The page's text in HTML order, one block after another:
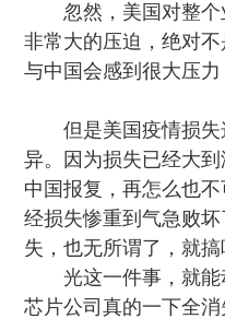
忽然，美国对整
非常大的压迫，绝对
与中国会感到很大压力
但是美国疫情损
异。因为损失已经大到
中国报复，再怎么也
经损失惨重到气急败
失，也无所谓了，就搞
光这一件事，就
芯片公司真的一下全